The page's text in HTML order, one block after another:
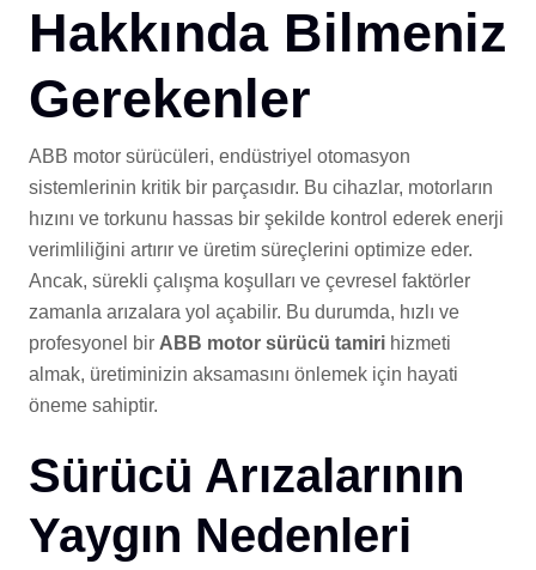
Hakkında Bilmeniz
Gerekenler
ABB motor sürücüleri, endüstriyel otomasyon
sistemlerinin kritik bir parçasıdır. Bu cihazlar, motorların
hızını ve torkunu hassas bir şekilde kontrol ederek enerji
verimliliğini artırır ve üretim süreçlerini optimize eder.
Ancak, sürekli çalışma koşulları ve çevresel faktörler
zamanla arızalara yol açabilir. Bu durumda, hızlı ve
profesyonel bir ABB motor sürücü tamirihizmeti
almak, üretiminizin aksamasını önlemek için hayati
öneme sahiptir.
Sürücü Arızalarının
Yaygın Nedenleri